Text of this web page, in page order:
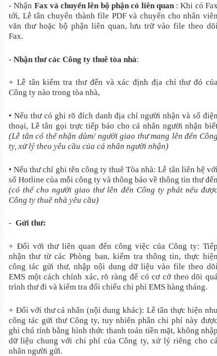
- Nhận Fax và chuyển lên bộ phận có liên quan : Khi có
tới, Lễ tân chuyển thành file PDF và chuyển cho nhân
văn thư hoặc bộ phận liên quan, lưu trữ vào file theo
Fax.
- Nhận thư các Công ty thuê tòa nhà:
+ Lễ tân kiểm tra thư đến và xác định địa chỉ thư đó
Công ty nào trong tòa nhà,
• Nếu thư có ghi rõ đích danh địa chỉ người nhận và số
thoại, Lễ tân gọi trực tiếp báo cho cá nhân người nhận
(Lễ tân có thể nhận dùm/ người giao thư mang lên đến
ty, xử lý theo yêu cầu của cá nhân người nhận)
• Nếu thư chỉ ghi tên công ty thuê Tòa nhà: Lễ tân liên hệ
số Hotline của mỗi công ty và thông báo về thông tin thư
(có thể cho người giao thư lên đến Công ty phát nếu
Công ty thuê nhà yêu cầu)
- Gửi thư:
+ Đối với thư liên quan đến công việc của Công ty:
nhận thư từ các Phòng ban, kiểm tra thông tin, thực
công tác gửi thư, nhập nội dung dữ liệu vào file theo
EMS một cách chính xác, rõ ràng để có cơ cở theo dõi
trình thư đi và kiểm tra đối chiếu chi phí EMS hàng tháng.
+ Đối với thư cá nhân (nội dung khác): Lễ tân thực hiện
công tác gửi thư Công ty, tuy nhiên phần chi phí này
ghi chú tính bằng hình thức thanh toán tiền mặt, không
dữ liệu chung với chi phí của Công ty, xử lý riêng cho
nhân người gửi.